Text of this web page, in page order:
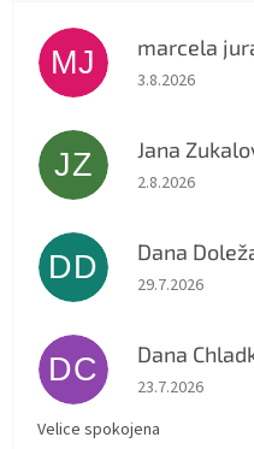
MJ marcela
Hodnocení
3.8.2026
JZ Jana
Hodnocení
2.8.2026
DD Dana
Hodnocení
29.7.2026
DC Dana
Hodnocení
23.7.2026
Velice spokojena